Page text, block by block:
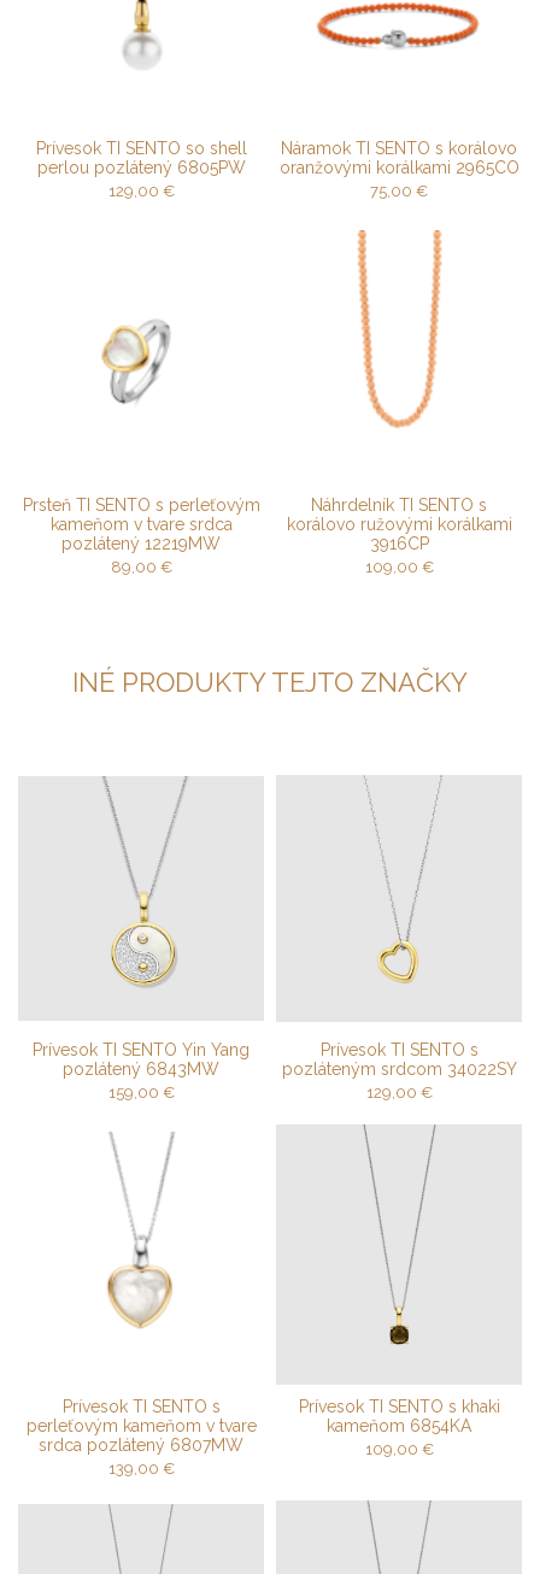
Prívesok TI SENTO so shell
perlou pozlátený 6805PW
129,00 €
Náramok TI SENTO s korálovo
oranžovými korálkami 2965CO
75,00 €
Prsteň TI SENTO s perleťovým
kameňom v tvare srdca
pozlátený 12219MW
89,00 €
Náhrdelník TI SENTO s
korálovo ružovými korálkami
3916CP
109,00 €
INÉ PRODUKTY TEJTO ZNAČKY
Prívesok TI SENTO Yin Yang
pozlátený 6843MW
159,00 €
Prívesok TI SENTO s
pozláteným srdcom 34022SY
129,00 €
Prívesok TI SENTO s
perleťovým kameňom v tvare
srdca pozlátený 6807MW
139,00 €
Prívesok TI SENTO s khaki
kameňom 6854KA
109,00 €